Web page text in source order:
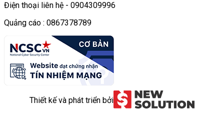
Điện thoại liên hệ - 0904309996
Quảng cáo : 0867378789
Thiết kế và phát triển bởi